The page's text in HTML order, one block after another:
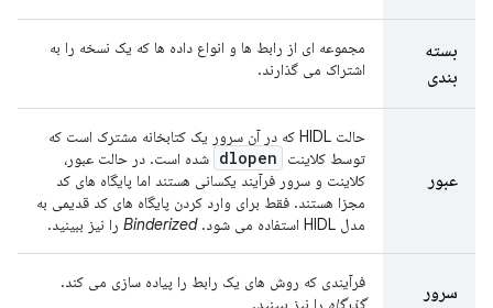
بسته
بندی
مجموعه ای از رابط ها و انواع داده ها که یک نسخه را به
اشتراک می گذارند.
عبور
حالت HIDL که در آن سرور یک کتابخانه مشترک است که
توسط کلاینت
dlopen شده است. در حالت عبور،
کلاینت و سرور فرآیند یکسانی هستند اما پایگاه های کد
مجزا هستند. فقط برای وارد کردن پایگاه های کد قدیمی به
مدل HIDL استفاده می شود.
Binderized را نیز ببینید.
سرور
فرآیندی که روش های یک رابط را پیاده سازی می کند.
گذرگاه را نیز ببینید.